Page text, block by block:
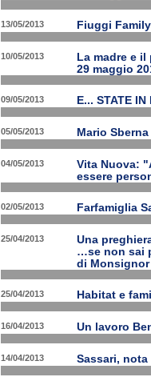
13/05/2013 Fiuggi
10/05/2013
La madre e
29 maggio
09/05/2013 E... STATE
05/05/2013 Mario
04/05/2013
Vita Nuova:
essere
02/05/2013 Farfamiglia
25/04/2013
Una
…se non sai
di
25/04/2013 Habitat e
16/04/2013 Un lavoro
14/04/2013 Sassari,